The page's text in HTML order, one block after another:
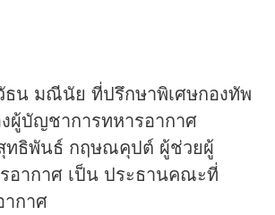
ธน มณีนัย ที่ปรึกษาพิเศษกองทัพ
ผู้บัญชาการทหารอากาศ
ทธิพันธ์ กฤษณคุปต์ ผู้ช่วยผู้
อากาศ เป็น ประธานคณะที่
กาศ